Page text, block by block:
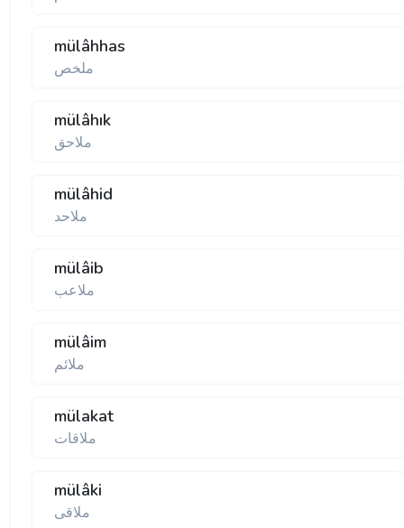
mülâhhas
ملخص
mülâhık
ملاحق
mülâhid
ملاحد
mülâib
ملاعب
mülâim
ملائم
mülakat
ملاقات
mülâki
ملاقی